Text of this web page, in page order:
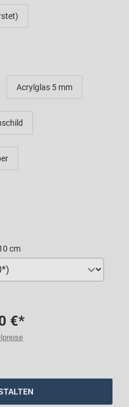
Acrylglas 5 mm
cm
€*